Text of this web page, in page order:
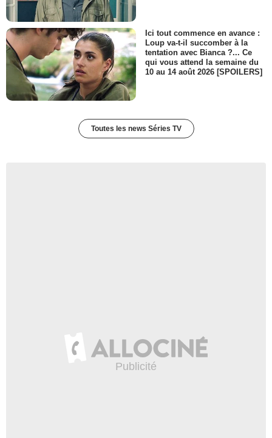
Ici tout commence en avance :
Loup va-t-il succomber à la
tentation avec Bianca ?... Ce
qui vous attend la semaine du
10 au 14 août 2026 [SPOILERS]
Toutes les news Séries TV